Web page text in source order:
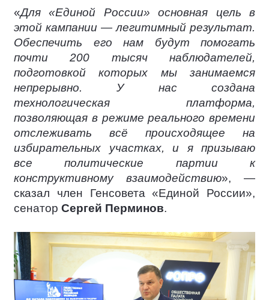
«Для «Единой России» основная цель в
этой кампании — легитимный результат.
Обеспечить его нам будут помогать
почти 200 тысяч наблюдателей,
подготовкой которых мы занимаемся
непрерывно. У нас создана
технологическая платформа,
позволяющая в режиме реального времени
отслеживать всё происходящее на
избирательных участках, и я призываю
все политические партии к
конструктивному взаимодействию», —
сказал член Генсовета «Единой России»,
сенатор Сергей Перминов.